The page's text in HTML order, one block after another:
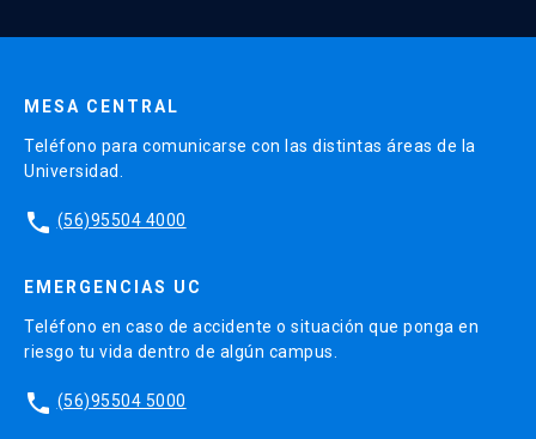
MESA CENTRAL
Teléfono para comunicarse con las distintas áreas de la
Universidad.
phone (56)95504 4000
EMERGENCIAS UC
Teléfono en caso de accidente o situación que ponga en
riesgo tu vida dentro de algún campus.
phone (56)95504 5000